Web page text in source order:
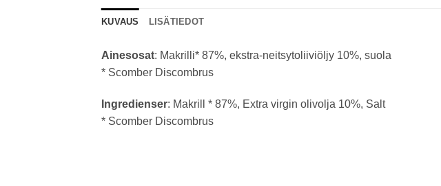
KUVAUS LISÄTIEDOT
Ainesosat: Makrilli* 87%, ekstra-neitsytoliiviöljy 10%, suola
* Scomber Discombrus
Ingredienser: Makrill * 87%, Extra virgin olivolja 10%, Salt
* Scomber Discombrus